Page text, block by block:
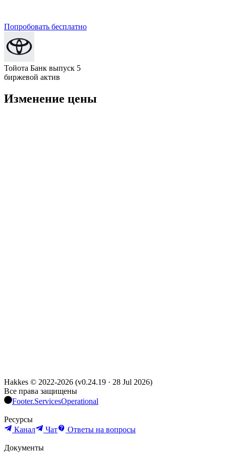
Попробовать бесплатно
Тойота Банк выпуск 5
биржевой актив
Изменение цены
Hakkes © 2022-2026 (v0.24.19 · 28 Jul 2026)
Все права защищены
Footer.ServicesOperational
Ресурсы
Канал
Чат Ответы на вопросы
Документы